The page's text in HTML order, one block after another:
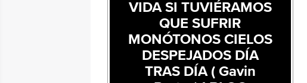
VIDA SI TUVIÉRAMOS
QUE SUFRIR
MONÓTONOS CIELOS
DESPEJADOS DÍA
TRAS DÍA ( Gavin